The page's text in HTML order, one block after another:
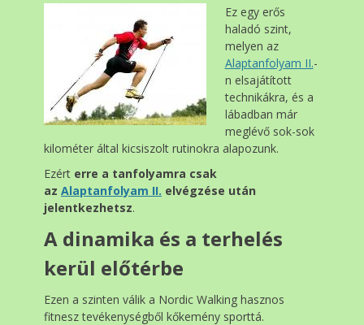
Ez egy erős
haladó szint,
melyen az
Alaptanfolyam II.-
n elsajátított
technikákra, és a
lábadban már
meglévő sok-sok
kilométer által kicsiszolt rutinokra alapozunk.
Ezért erre a tanfolyamra csak
az Alaptanfolyam II. elvégzése után
jelentkezhetsz.
A dinamika és a terhelés
kerül előtérbe
Ezen a szinten válik a Nordic Walking hasznos
fitnesz tevékenységből kőkemény sporttá.